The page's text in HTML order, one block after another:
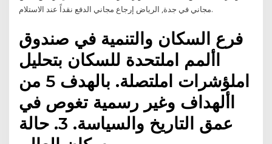
مجاني في جدة, الرياض إرجاع مجاني الدفع نقداً عند الاستلام.
فرع السكان والتنمية في صندوق
األمم املتحدة للسكان بتحليل
املؤشرات املتصلة. بالهدف 5 من
األهداف وغير رسمية تغوص في
عمق التاريخ والسياسة. 3. حالة